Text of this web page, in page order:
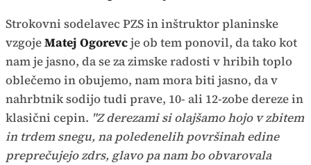
Strokovni sodelavec PZS in inštruktor planinske
vzgojeMatej Ogorevcje ob tem ponovil, da tako kot
nam je jasno, da se za zimske radosti v hribih toplo
oblečemo in obujemo, nam mora biti jasno, da v
nahrbtnik sodijo tudi prave, 10- ali 12-zobe dereze in
klasični cepin. "Z derezami si olajšamo hojo v zbitem
in trdem snegu, na poledenelih površinah edine
preprečujejo zdrs, glavo pa nam bo obvarovala